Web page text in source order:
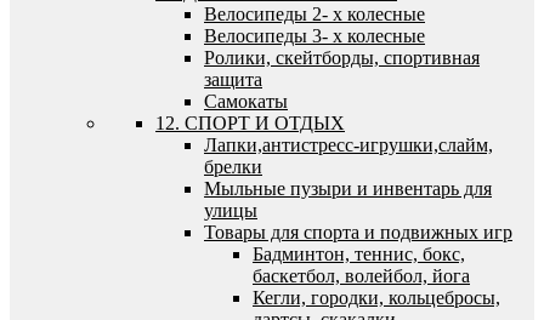
Велосипеды 2- х колесные
Велосипеды 3- х колесные
Ролики, скейтборды, спортивная
защита
Самокаты
12. СПОРТ И ОТДЫХ
Лапки,антистресс-игрушки,слайм,
брелки
Мыльные пузыри и инвентарь для
улицы
Товары для спорта и подвижных игр
Бадминтон, теннис, бокс,
баскетбол, волейбол, йога
Кегли, городки, кольцебросы,